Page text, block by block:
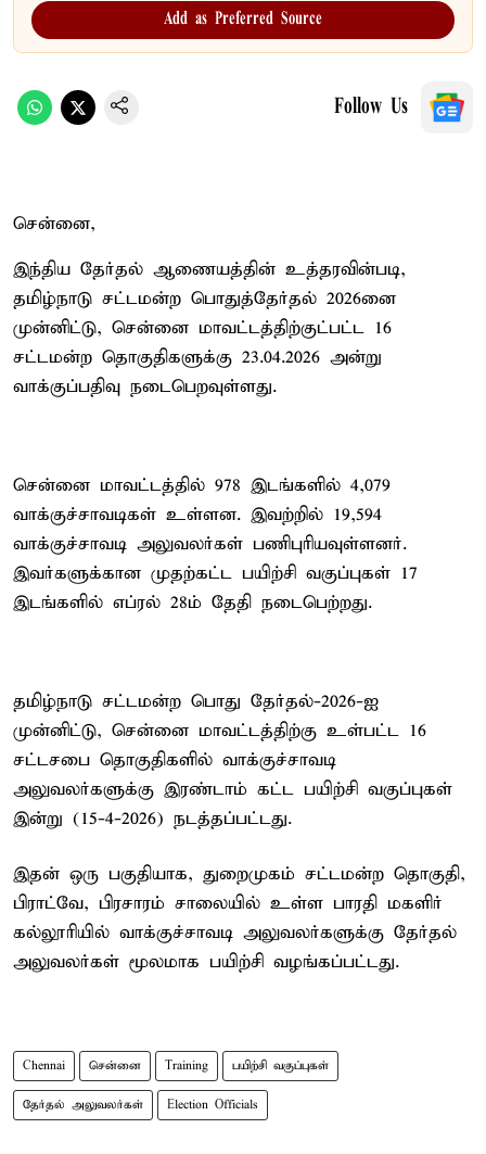
Add as Preferred Source
Follow Us
சென்னை,
இந்திய தேர்தல் ஆணையத்தின் உத்தரவின்படி,
தமிழ்நாடு சட்டமன்ற பொதுத்தேர்தல் 2026னை
முன்னிட்டு, சென்னை மாவட்டத்திற்குட்பட்ட 16
சட்டமன்ற தொகுதிகளுக்கு 23.04.2026 அன்று
வாக்குப்பதிவு நடைபெறவுள்ளது.
சென்னை மாவட்டத்தில் 978 இடங்களில் 4,079
வாக்குச்சாவடிகள் உள்ளன. இவற்றில் 19,594
வாக்குச்சாவடி அலுவலர்கள் பணிபுரியவுள்ளனர்.
இவர்களுக்கான முதற்கட்ட பயிற்சி வகுப்புகள் 17
இடங்களில் எப்ரல் 28ம் தேதி நடைபெற்றது.
தமிழ்நாடு சட்டமன்ற பொது தேர்தல்-2026-ஐ
முன்னிட்டு, சென்னை மாவட்டத்திற்கு உள்பட்ட 16
சட்டசபை தொகுதிகளில் வாக்குச்சாவடி
அலுவலர்களுக்கு இரண்டாம் கட்ட பயிற்சி வகுப்புகள்
இன்று (15-4-2026) நடத்தப்பட்டது.
இதன் ஒரு பகுதியாக, துறைமுகம் சட்டமன்ற தொகுதி,
பிராட்வே, பிரசாரம் சாலையில் உள்ள பாரதி மகளிர்
கல்லூரியில் வாக்குச்சாவடி அலுவலர்களுக்கு தேர்தல்
அலுவலர்கள் மூலமாக பயிற்சி வழங்கப்பட்டது.
Chennai சென்னை Training பயிற்சி வகுப்புகள்
தேர்தல் அலுவலர்கள் Election Officials